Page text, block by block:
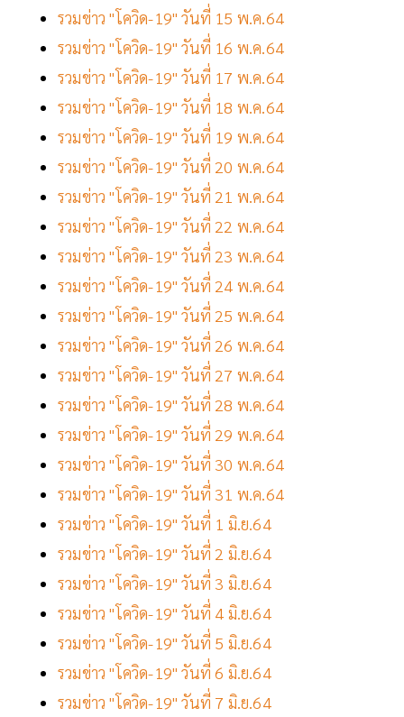
รวมข่าว "โควิด-19" วันที่ 15 พ.ค.64
รวมข่าว "โควิด-19" วันที่ 16 พ.ค.64
รวมข่าว "โควิด-19" วันที่ 17 พ.ค.64
รวมข่าว "โควิด-19" วันที่ 18 พ.ค.64
รวมข่าว "โควิด-19" วันที่ 19 พ.ค.64
รวมข่าว "โควิด-19" วันที่ 20 พ.ค.64
รวมข่าว "โควิด-19" วันที่ 21 พ.ค.64
รวมข่าว "โควิด-19" วันที่ 22 พ.ค.64
รวมข่าว "โควิด-19" วันที่ 23 พ.ค.64
รวมข่าว "โควิด-19" วันที่ 24 พ.ค.64
รวมข่าว "โควิด-19" วันที่ 25 พ.ค.64
รวมข่าว "โควิด-19" วันที่ 26 พ.ค.64
รวมข่าว "โควิด-19" วันที่ 27 พ.ค.64
รวมข่าว "โควิด-19" วันที่ 28 พ.ค.64
รวมข่าว "โควิด-19" วันที่ 29 พ.ค.64
รวมข่าว "โควิด-19" วันที่ 30 พ.ค.64
รวมข่าว "โควิด-19" วันที่ 31 พ.ค.64
รวมข่าว "โควิด-19" วันที่ 1 มิ.ย.64
รวมข่าว "โควิด-19" วันที่ 2 มิ.ย.64
รวมข่าว "โควิด-19" วันที่ 3 มิ.ย.64
รวมข่าว "โควิด-19" วันที่ 4 มิ.ย.64
รวมข่าว "โควิด-19" วันที่ 5 มิ.ย.64
รวมข่าว "โควิด-19" วันที่ 6 มิ.ย.64
รวมข่าว "โควิด-19" วันที่ 7 มิ.ย.64